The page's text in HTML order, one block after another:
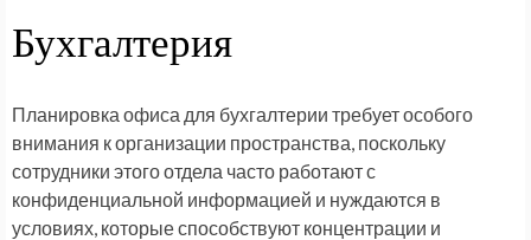
Бухгалтерия
Планировка офиса для бухгалтерии требует особого
внимания к организации пространства, поскольку
сотрудники этого отдела часто работают с
конфиденциальной информацией и нуждаются в
условиях, которые способствуют концентрации и